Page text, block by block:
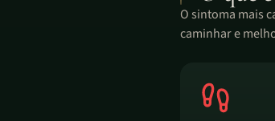
O sintoma mais
caminhar e